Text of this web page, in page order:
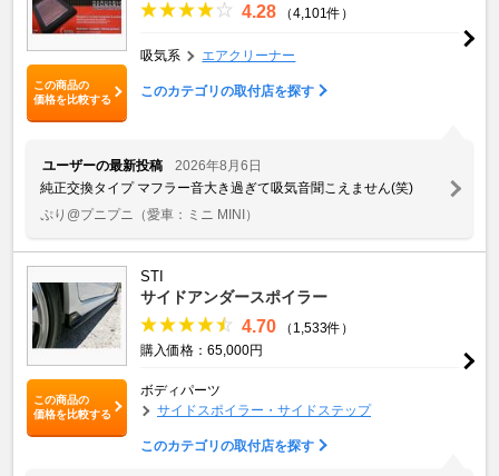
この商品の
価格を比較する
4.28 （4,101件）
吸気系 エアクリーナー
このカテゴリの取付店を探す
ユーザーの最新投稿
2026年8月6日
純正交換タイプ マフラー音大き過ぎて吸気音聞こえません(笑)
ぷり@プニプニ
（愛車：ミニ MINI）
この商品の
価格を比較する
STI
サイドアンダースポイラー
4.70
（1,533件）
購入価格：65,000円
ボディパーツ
サイドスポイラー・サイドステップ
このカテゴリの取付店を探す